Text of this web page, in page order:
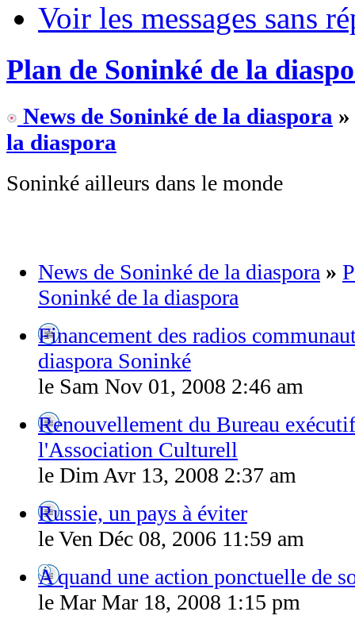
Voir les messages sans
Plan de Soninké de la
News de Soninké de la diaspora »
la diaspora
Soninké ailleurs dans le monde
News de Soninké de la diaspora »
Soninké de la diaspora
Financement des radios
diaspora Soninké
le Sam Nov 01, 2008 2:46 am
Renouvellement du Bureau
l'Association Culturell
le Dim Avr 13, 2008 2:37 am
Russie, un pays à éviter
le Ven Déc 08, 2006 11:59 am
A quand une action ponctuelle de
le Mar Mar 18, 2008 1:15 pm